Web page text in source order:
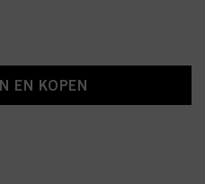
EN KOPEN